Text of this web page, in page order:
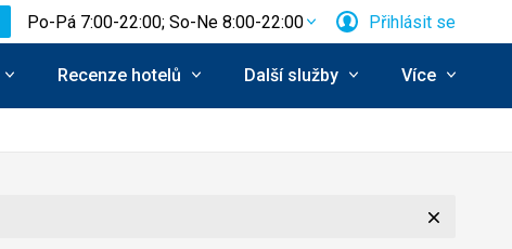
Po-Pá 7:00-22:00; So-Ne 8:00-22:00 Přihlásit se
Recenze hotelů Další služby Více